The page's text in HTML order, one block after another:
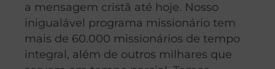
a mensagem cristã até hoje. Nosso
inigualável programa missionário tem
mais de 60.000 missionários de tempo
integral, além de outros milhares que